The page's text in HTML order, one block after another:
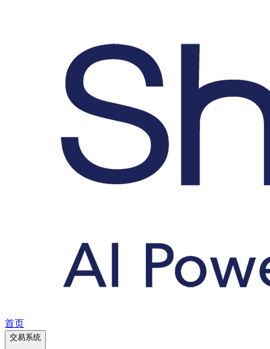
首页
交易系统